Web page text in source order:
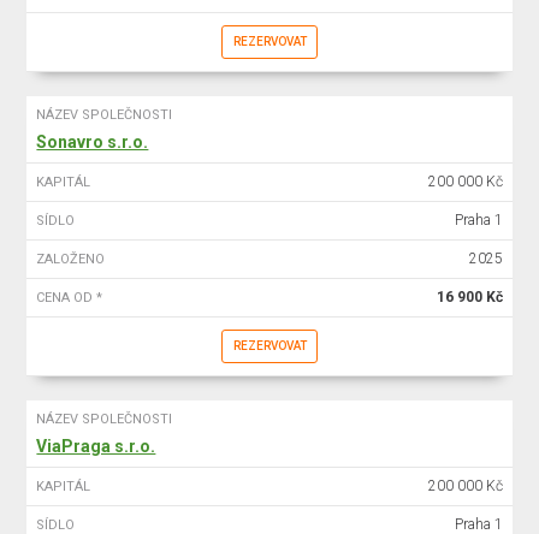
REZERVOVAT
NÁZEV SPOLEČNOSTI
Sonavro s.r.o.
KAPITÁL 200 000 Kč
SÍDLO Praha 1
ZALOŽENO 2025
CENA OD * 16 900 Kč
REZERVOVAT
NÁZEV SPOLEČNOSTI
ViaPraga s.r.o.
KAPITÁL 200 000 Kč
SÍDLO Praha 1